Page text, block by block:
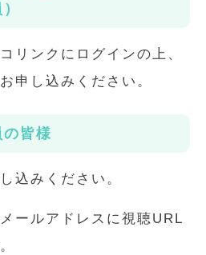
リンクにログインの上、
申し込みください。
の皆様
込みください。
ールアドレスに視聴URL